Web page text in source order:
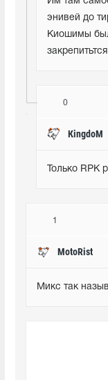
энивей до
Киошимы
0
КingdoM
Только RPK
1
MotoRist
Микс так